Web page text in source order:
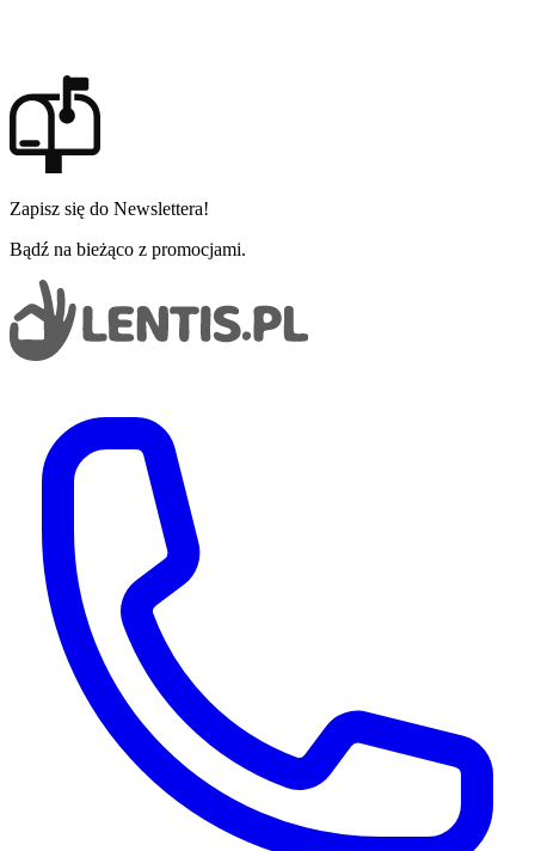
Zapisz się do Newslettera!
Bądź na bieżąco z promocjami.